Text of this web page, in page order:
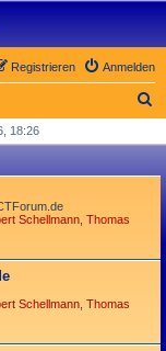
Anmelden
Registrieren
h
18:26
Schellmann Thomas
Schellmann Thomas